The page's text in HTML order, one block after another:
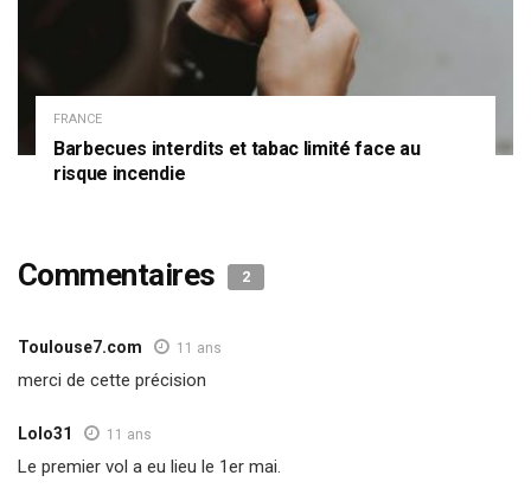
FRANCE
Barbecues interdits et tabac limité face au
risque incendie
Commentaires 2
Toulouse7.com 11 ans
merci de cette précision
Lolo31 11 ans
Le premier vol a eu lieu le 1er mai.